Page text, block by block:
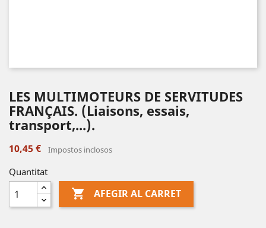
LES MULTIMOTEURS DE SERVITUDES
FRANÇAIS. (Liaisons, essais,
transport,...).
10,45 € Impostos inclosos
Quantitat
 AFEGIR AL CARRET